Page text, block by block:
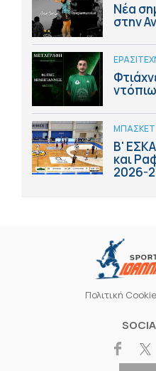
Νέα
στην
ΜΠΑΣΚΕΤ
Β'
και
2026-
Πολιτική